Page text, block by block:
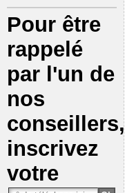
Pour être
rappelé
par l'un de
nos
conseillers,
inscrivez
votre